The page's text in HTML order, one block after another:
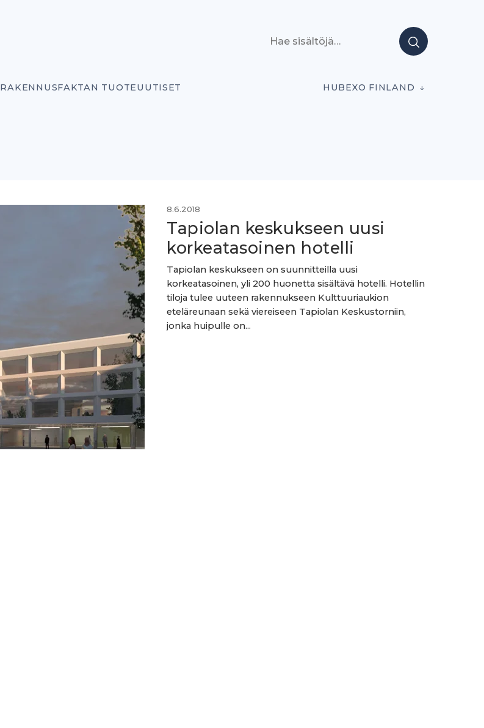
RAKENNUSFAKTAN TUOTEUUTISET HUBEXO FINLAND
8.6.2018
Tapiolan keskukseen uusi
korkeatasoinen hotelli
Tapiolan keskukseen on suunnitteilla uusi
korkeatasoinen, yli 200 huonetta sisältävä hotelli. Hotellin
tiloja tulee uuteen rakennukseen Kulttuuriaukion
eteläreunaan sekä viereiseen Tapiolan Keskustorniin,
jonka huipulle on...